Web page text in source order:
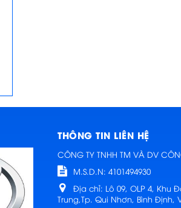
THÔNG TIN LIÊN HỆ
CÔNG TY TNHH TM VÀ DV
M.S.D.N: 4101494930
Địa chỉ: Lô 09, OLP 4, Khu
Trung,Tp. Qui Nhơn, Bình Định,